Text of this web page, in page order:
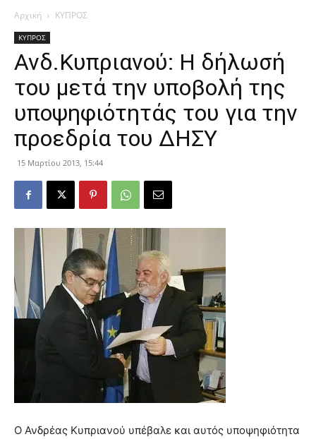
Αρχική ΚΥΠΡΟΣ
ΚΥΠΡΟΣ
Ανδ.Κυπριανού: Η δήλωσή
του μετά την υποβολή της
υποψηφιότητάς του για την
προεδρία του ΔΗΣΥ
15 Μαρτίου 2013, 15:44
Ο Ανδρέας Κυπριανού υπέβαλε και αυτός υποψηφιότητα